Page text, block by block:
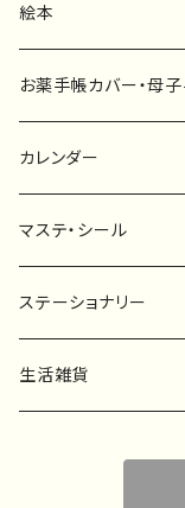
ファブリックボード
キーホルダー
ポストカード
選び取りカード
カーステッカー
タペストリー
絵本
お薬手帳カバー・母
カレンダー
マステ・シール
マスキングテープ
フレークシール
ステーショナリー
一筆箋
生活雑貨